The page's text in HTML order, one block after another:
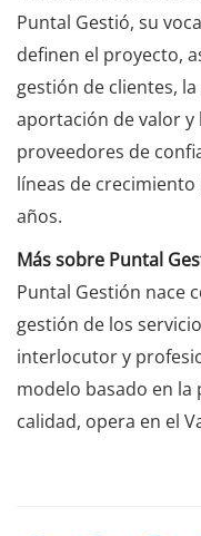
Puntal Gestió, su
definen el proyecto,
gestión de clientes,
aportación de valor
proveedores de
líneas de
años.
Más sobre Puntal
Puntal Gestión nace
gestión de los
interlocutor y
modelo basado en
calidad, opera en el